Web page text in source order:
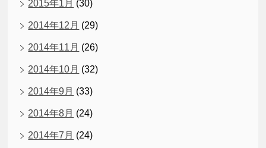
2015年1月 (30)
2014年12月 (29)
2014年11月 (26)
2014年10月 (32)
2014年9月 (33)
2014年8月 (24)
2014年7月 (24)